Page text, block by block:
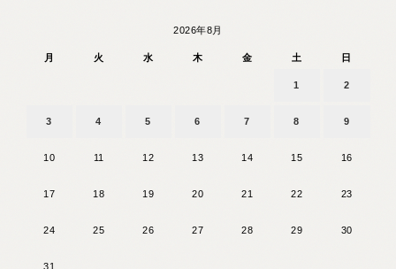
2026年8月
月 火 水 木 金 土 日
1 2
3 4 5 6 7 8 9
10 11 12 13 14 15 16
17 18 19 20 21 22 23
24 25 26 27 28 29 30
31